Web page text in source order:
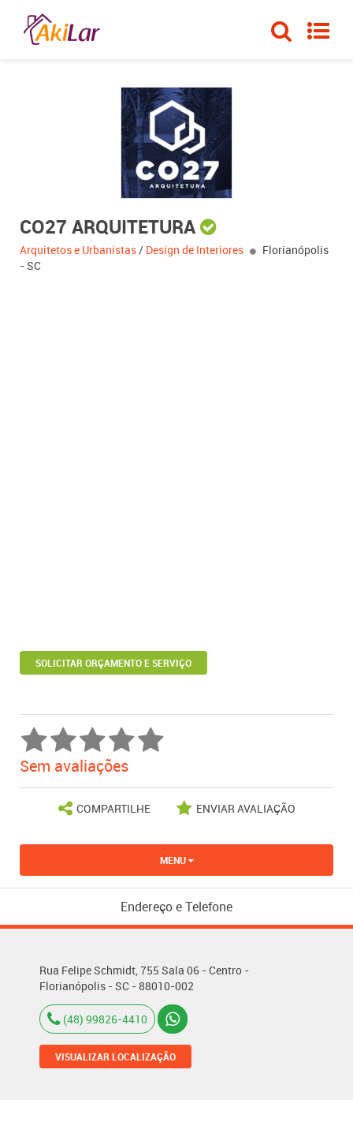
CO27 ARQUITETURA
Arquitetos e Urbanistas/ Design de Interiores
Florianópolis
- SC
SOLICITAR ORÇAMENTO E SERVIÇO
Sem avaliações
COMPARTILHE ENVIAR AVALIAÇÃO
MENU
Endereço e Telefone
Rua Felipe Schmidt, 755 Sala 06 - Centro -
Florianópolis - SC - 88010-002
(48) 99826-4410
VISUALIZAR LOCALIZAÇÃO